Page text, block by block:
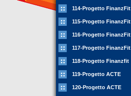
114-Progetto FinanzFit
115-Progetto FinanzFit
116-Progetto FinanzFit
117-Progetto FinanzFit
118-Progetto Finanzfit
119-Progetto ACTE
120-Progetto ACTE